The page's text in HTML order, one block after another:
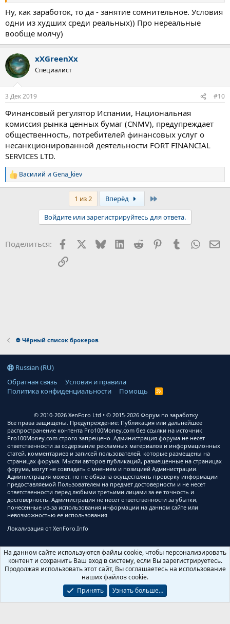
Ну, как заработок, то да - занятие сомнительное. Условия
одни из худших среди реальных)) Про нереальные
вообще молчу)
xXGreenXx
Специалист
3 Дек 2019 #10
Финансовый регулятор Испании, Национальная
комиссия рынка ценных бумаг (CNMV), предупреждает
общественность, потребителей финансовых услуг о
несанкционированной деятельности FORT FINANCIAL
SERVICES LTD.
Р
е
Василий и Gena_kiev
1 из 2 Вперёд
Войдите или зарегистрируйтесь для ответа.
Поделиться: Facebook BlueskyLinkedIn
Reddit PinterestTumblr
Ссылка
⛔ Чёрный список брокеров
Russian (RU)
Обратная связь
Условия и правила
Политика конфиденциальности
Помощь
R
© 2010-2026 XenForo Ltd
© 2015-2026 Форум по заработку
Все права защищены. Предупреждение: Публикация или дальнейшее
распространение контента Pro100Money.com без ссылки на источник
Pro100Money.com строго запрещено. Администрация форума не несет
ответственности за содержание рекламных материалов и информационных
статей, комментариев и записей пользователей, которые размещены на
страницах форума. Мысли авторов публикаций, размещенные на страницах
форума, могут не совпадать с мнением и позицией Администрации.
Администрация может, но не обязана осуществлять проверку информации
предоставляемой Пользователем на предмет достоверности и не несет
ответственности перед любыми третьими лицами за ее точность и
достоверность. Администрация не несет ответственности за убытки,
понесенные из-за использования информации на данном сайте или
невозможностью ее использования.
Локализация от XenForo.Info
Запросов 10 Время 0.3628s
На данном сайте используются файлы cookie, чтобы персонализировать
контент и сохранить Ваш вход в систему, если Вы зарегистрируетесь.
Продолжая использовать этот сайт, Вы соглашаетесь на использование
наших файлов cookie.
Принять
Узнать больше…